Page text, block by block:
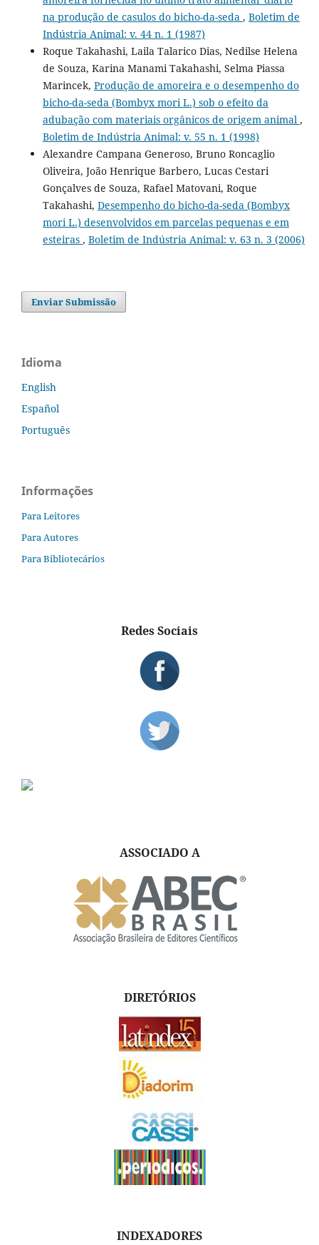
na produção de casulos do bicho-da-seda , Boletim de
Indústria Animal: v. 44 n. 1 (1987)
Roque Takahashi, Laila Talarico Dias, Nedilse Helena
de Souza, Karina Manami Takahashi, Selma Piassa
Marincek, Produção de amoreira e o desempenho do
bicho-da-seda (Bombyx mori L.) sob o efeito da
adubação com materiais orgânicos de origem animal ,
Boletim de Indústria Animal: v. 55 n. 1 (1998)
Alexandre Campana Generoso, Bruno Roncaglio
Oliveira, João Henrique Barbero, Lucas Cestari
Gonçalves de Souza, Rafael Matovani, Roque
Takahashi, Desempenho do bicho-da-seda (Bombyx
mori L.) desenvolvidos em parcelas pequenas e em
esteiras , Boletim de Indústria Animal: v. 63 n. 3 (2006)
Enviar Submissão
Idioma
English
Español
Português
Informações
Para Leitores
Para Autores
Para Bibliotecários
Redes Sociais
ASSOCIADO A
DIRETÓRIOS
INDEXADORES